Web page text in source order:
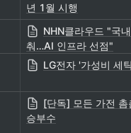
년 1월 시행
NHN클라우드 "국
춰…AI 인프라 선점"
LG전자 '가성비 세
[단독] 모든 가전
승부수